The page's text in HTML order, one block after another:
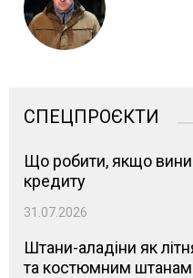
СПЕЦПРОЄКТИ
Що робити, якщо
кредиту
31.07.2026
Штани-аладіни як
та костюмним штанам